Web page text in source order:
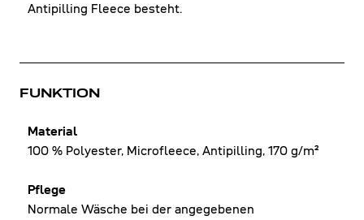
Antipilling Fleece besteht.
FUNKTION
Material
100 % Polyester, Microfleece, Antipilling, 170 g/m²
Pflege
Normale Wäsche bei der angegebenen